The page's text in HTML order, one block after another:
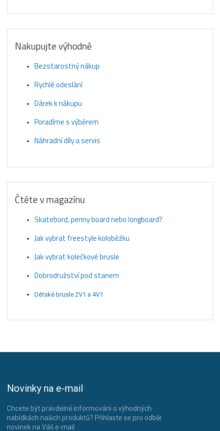
Nakupujte výhodně
Bezstarostný nákup
Rychlé odeslání
Dárek k nákupu
Poradíme s výběrem
Náhradní díly a servis
Čtěte v magazínu
Skatebord, penny board nebo longboard?
Jak vybrat freestyle koloběžku
Jak vybrat kolečkové brusle
Dobrodružství pod stanem
Dětské brusle 2V1 a 4V1
Novinky na e-mail
Chcete být pravdelně informováni o výhodných
nabídkách našich produktů? Přihlaste se pro odběr
novinek na Váš e-mail